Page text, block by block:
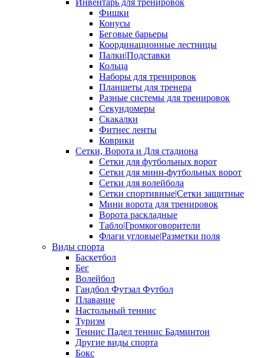
Инвентарь для тренировок
Фишки
Конусы
Беговые барьеры
Координационные лестницы
Палки|Подставки
Кольца
Наборы для тренировок
Планшеты для тренера
Разные системы для тренировок
Секундомеры
Скакалки
Фитнес ленты
Коврики
Сетки, Ворота и Для стадиона
Сетки для футбольных ворот
Сетки для мини-футбольных ворот
Сетки для волейбола
Сетки спортивные|Сетки защитные
Мини ворота для тренировок
Ворота раскладные
Табло|Громкоговорители
Флаги угловые|Разметки поля
Виды спорта
Баскетбол
Бег
Волейбол
Гандбол Футзал Футбол
Плавание
Настольный теннис
Туризм
Теннис Падел теннис Бадминтон
Другие виды спорта
Бокс